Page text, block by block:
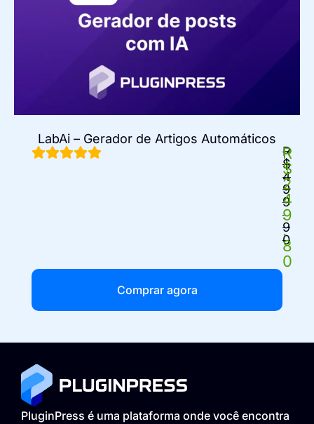
LabAi – Gerador de Artigos Automáticos
R
$
4
9
9
.
9
0
R
$
2
4
9
.
8
0
Comprar agora
PluginPress é uma plataforma onde você encontra